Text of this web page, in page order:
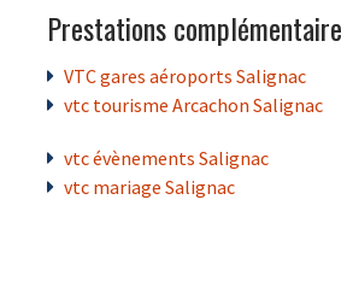
Prestations
VTC gares aéroports Salignac
vtc tourisme Arcachon Salignac
vtc évènements Salignac
vtc mariage Salignac